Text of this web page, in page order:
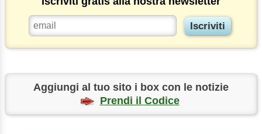
Aggiungi al tuo sito i box con le notizie
Prendi il Codice